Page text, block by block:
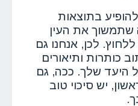
בתוצאות
שתמשוך את העין
לכן, אנחנו גם
כותרות ותיאורים
שלך. ככה, גם
יש סיכוי טוב